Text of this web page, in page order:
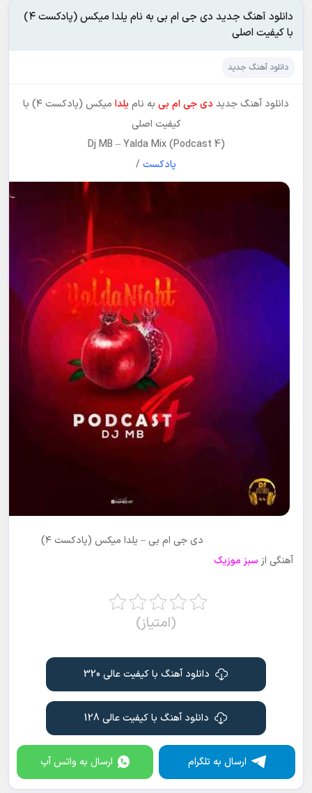
دانلود آهنگ جدید دی جی ام بی به نام یلدا میکس (پادکست ۴)
با کیفیت اصلی
دانلود آهنگ جدید
دانلود آهنگ جدید دی جی ام بی به نام یلدا
میکس (پادکست ۴) با
کیفیت اصلی
Dj MB –Yalda Mix (Podcast 4)
پادکست /
دی جی ام بی – یلدا میکس (پادکست ۴)
آهنگی از سبز موزیک
(امتیاز)
دانلود آهنگ با کیفیت عالی 320
دانلود آهنگ با کیفیت عالی 128
ارسال به تلگرام ارسال به واتس آپ